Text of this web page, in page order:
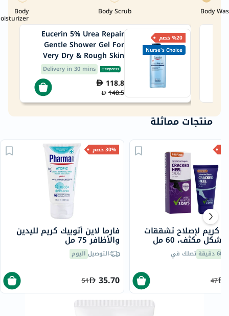
Body
Body Scrub
Body
%20 خصم
Nurse's Choice
Eucerin 5% Urea Repair
Gentle Shower Gel For
Very Dry & Rough Skin
400ml
Delivery in 30 mins
118.8
148.5
منتجات مماثلة
30% خصم
فارما لاين أتوبيك كريم لليدين
والأظافر 75 مل
التوصيل اليوم
35.70
51
كريم لإصلاح تشققات
مكثف، 60 مل
60 دقيقة تصلك في
47